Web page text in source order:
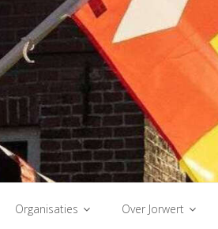
Organisaties Over Jorwert